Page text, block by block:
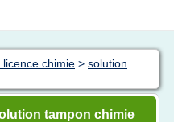
chimie > solution
tampon chimie